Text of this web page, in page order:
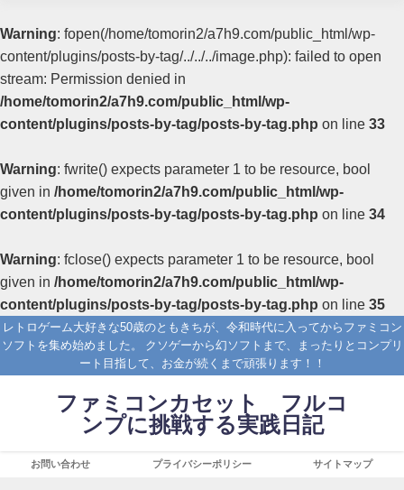
Warning: fopen(/home/tomorin2/a7h9.com/public_html/wp-
content/plugins/posts-by-tag/../../../image.php): failed to open
stream: Permission denied in
/home/tomorin2/a7h9.com/public_html/wp-
content/plugins/posts-by-tag/posts-by-tag.php on line 33
Warning: fwrite() expects parameter 1 to be resource, bool
given in /home/tomorin2/a7h9.com/public_html/wp-
content/plugins/posts-by-tag/posts-by-tag.php on line 34
Warning: fclose() expects parameter 1 to be resource, bool
given in /home/tomorin2/a7h9.com/public_html/wp-
content/plugins/posts-by-tag/posts-by-tag.php on line 35
レトロゲーム大好きな50歳のともきちが、令和時代に入ってからファミコン
ソフトを集め始めました。 クソゲーから幻ソフトまで、まったりとコンプリ
ート目指して、お金が続くまで頑張ります！！
ファミコンカセット フルコ
ンプに挑戦する実践日記
お問い合わせ プライバシーポリシー サイトマップ